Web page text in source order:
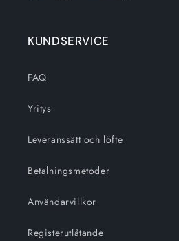
KUNDSERVICE
FAQ
Yritys
Leveranssätt och löfte
Betalningsmetoder
Användarvillkor
Registerutlåtande